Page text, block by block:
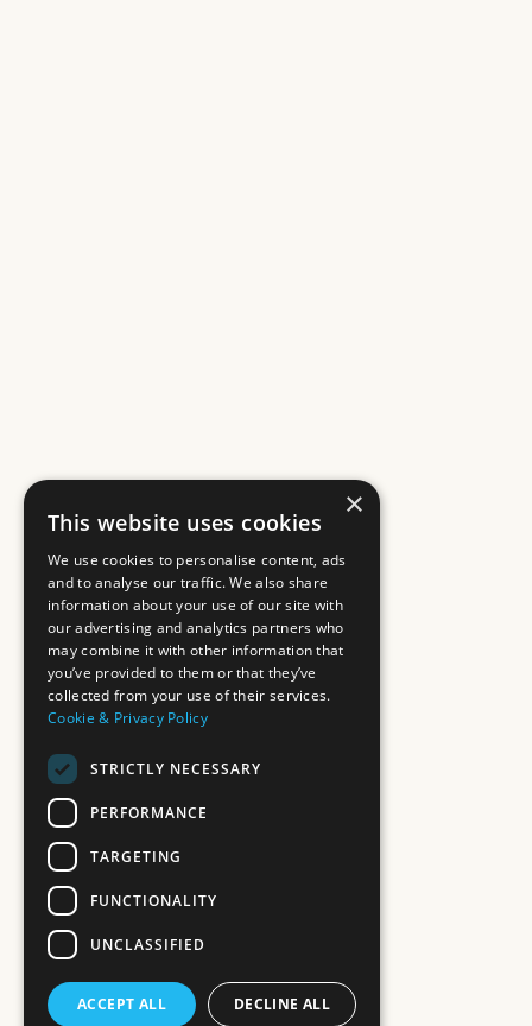
×
This website uses cookies
We use cookies to personalise content, ads
and to analyse our traffic. We also share
information about your use of our site with
our advertising and analytics partners who
may combine it with other information that
you’ve provided to them or that they’ve
collected from your use of their services.
Cookie & Privacy Policy
STRICTLY NECESSARY
PERFORMANCE
TARGETING
FUNCTIONALITY
UNCLASSIFIED
ACCEPT ALL DECLINE ALL